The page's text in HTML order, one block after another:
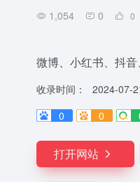
1,054 0 0
微博、小红书、抖
收录时间：
2024-07-
0
0
打开网站